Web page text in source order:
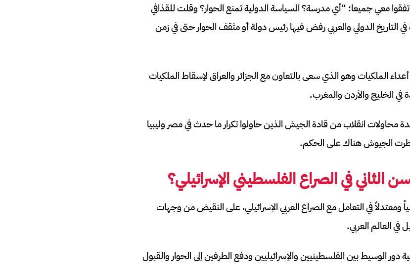
معي جميعا: “أي مدرسة؟ السياسة الدولية تمنع الحوار؟ وقلت للقذافي
الدولي والعربي رفض فيها رئيس دولة أو مثقف الحوار حتى في زمن
أعداء الملكيات وهو الذي سعى بالتعاون مع الجزائر والعراق لإسقاط الملكيات
الخليج والأردن والمغرب.
محاولات انقلاب من قادة الجيش الذين حاولوا تكرار ما حدث في مصر وليبيا
الجيوش هناك على الحكم.
الثاني في الصراع الفلسطيني الإسرائيلي؟
ومعتدلاً في التعامل مع الصراع العربي الإسرائيلي، على النقيض من وجهات
في العالم العربي.
دور الوسيط بين الفلسطينيين والإسرائيليين ودفع الطرفين إلى الحوار والقبول